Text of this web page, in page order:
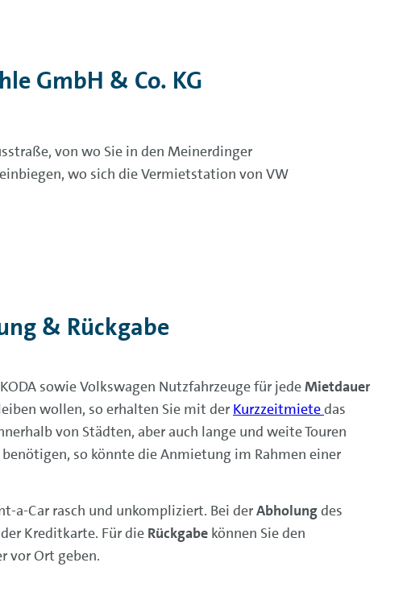
GmbH & Co. KG
von wo Sie in den Meinerdinger
wo sich die Vermietstation von VW
& Rückgabe
sowie Volkswagen Nutzfahrzeuge für jedeMietdauer
wollen, so erhalten Sie mit der Kurzzeitmietedas
von Städten, aber auch lange und weite Touren
so könnte die Anmietung im Rahmen einer
a-Car rasch und unkompliziert. Bei derAbholungdes
Kreditkarte. Für die Rückgabe können Sie den
vor Ort geben.